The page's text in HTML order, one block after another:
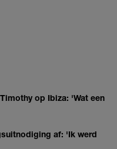
op Ibiza: 'Wat een
af: 'Ik werd